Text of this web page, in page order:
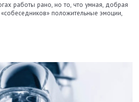
работы рано, но то, что умная, добрая
положительные эмоции,